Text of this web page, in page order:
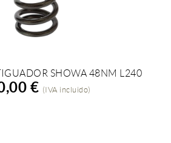
A LA COMPRASHOWA 48NM L240
€ (IVA incluido)